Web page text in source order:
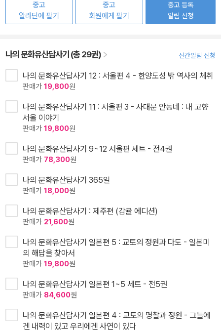
중고
알라딘에 팔기
중고
회원에게 팔기
중고 등록
알림 신청
나의 문화유산답사기 (총 29권) 신간알림 신청
나의 문화유산답사기 12 : 서울편 4 - 한양도성 밖 역사의 체취
판매가 19,800원
나의 문화유산답사기 11 : 서울편 3 - 사대문 안동네 : 내 고향
서울 이야기
판매가 19,800원
나의 문화유산답사기 9~12 서울편 세트 - 전4권
판매가 78,300원
나의 문화유산답사기 365일
판매가 18,000원
나의 문화유산답사기 : 제주편 (감귤 에디션)
판매가 21,600원
나의 문화유산답사기 일본편 5 : 교토의 정원과 다도 - 일본미
의 해답을 찾아서
판매가 19,800원
나의 문화유산답사기 일본편 1~5 세트 - 전5권
판매가 84,600원
나의 문화유산답사기 일본편 4 : 교토의 명찰과 정원 - 그들에
겐 내력이 있고 우리에겐 사연이 있다